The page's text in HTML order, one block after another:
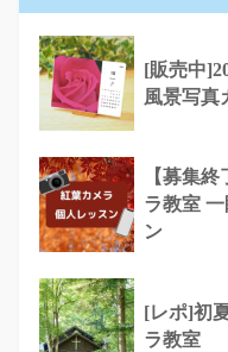
[販売中
風景写真
【募集
ラ教室
ン
[レポ]初
ラ教室